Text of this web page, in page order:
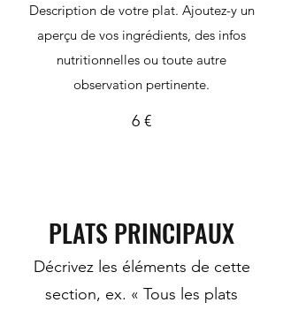
Description de votre plat. Ajoutez-y un
aperçu de vos ingrédients, des infos
nutritionnelles ou toute autre
observation pertinente.
6 €
PLATS PRINCIPAUX
Décrivez les éléments de cette
section, ex. « Tous les plats